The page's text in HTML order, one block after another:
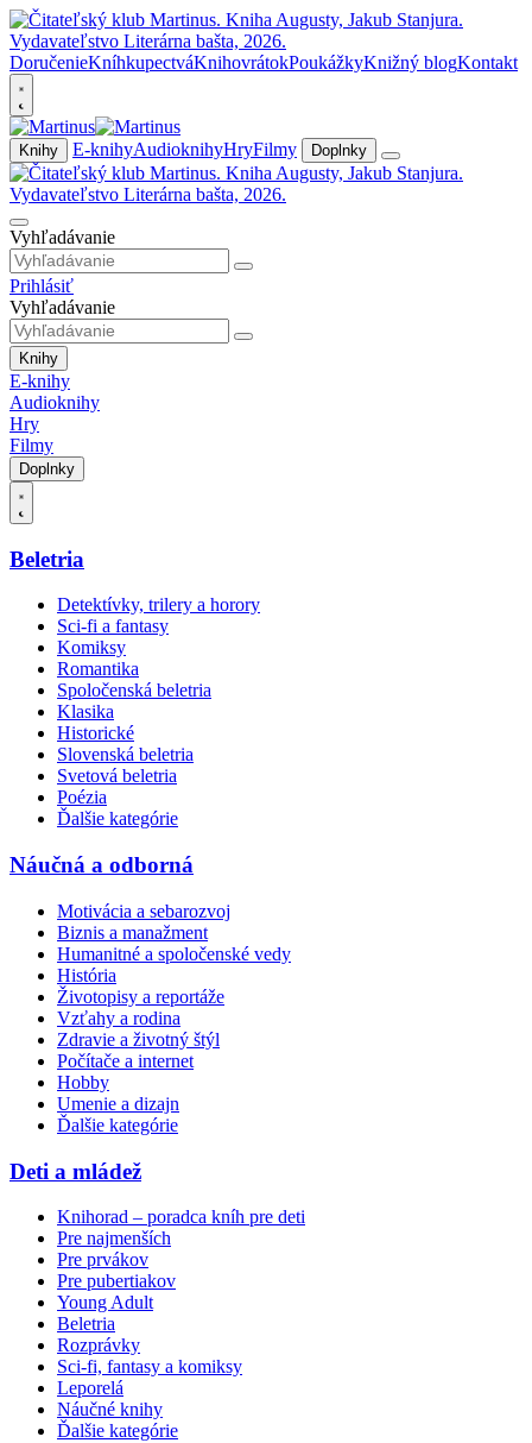
DoručenieKníhkupectváKnihovrátokPoukážkyKnižný blogKontakt
Knihy E-knihyAudioknihyHryFilmy Doplnky
Vyhľadávanie
Prihlásiť
Vyhľadávanie
Knihy
E-knihy
Audioknihy
Hry
Filmy
Doplnky
Beletria
Detektívky, trilery a horory
Sci-fi a fantasy
Komiksy
Romantika
Spoločenská beletria
Klasika
Historické
Slovenská beletria
Svetová beletria
Poézia
Ďalšie kategórie
Náučná a odborná
Motivácia a sebarozvoj
Biznis a manažment
Humanitné a spoločenské vedy
História
Životopisy a reportáže
Vzťahy a rodina
Zdravie a životný štýl
Počítače a internet
Hobby
Umenie a dizajn
Ďalšie kategórie
Deti a mládež
Knihorad – poradca kníh pre deti
Pre najmenších
Pre prvákov
Pre pubertiakov
Young Adult
Beletria
Rozprávky
Sci-fi, fantasy a komiksy
Leporelá
Náučné knihy
Ďalšie kategórie